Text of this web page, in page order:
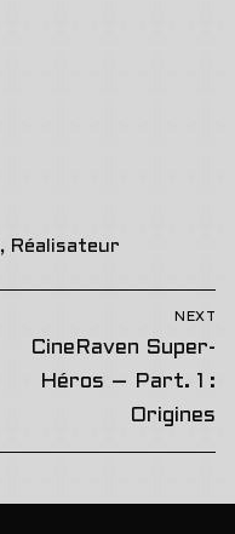
, Réalisateur
NEXT
Next
post:
CineRaven Super-
Héros – Part. 1 :
Origines